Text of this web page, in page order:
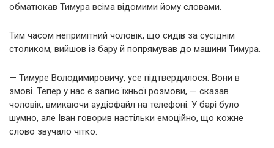
обматюкав Тимура всіма відомими йому словами.
Тим часом непримітний чоловік, що сидів за сусіднім
столиком, вийшов із бару й попрямував до машини Тимура.
— Тимуре Володимировичу, усе підтвердилося. Вони в
змові. Тепер у нас є запис їхньої розмови, — сказав
чоловік, вмикаючи аудіофайл на телефоні. У барі було
шумно, але Іван говорив настільки емоційно, що кожне
слово звучало чітко.